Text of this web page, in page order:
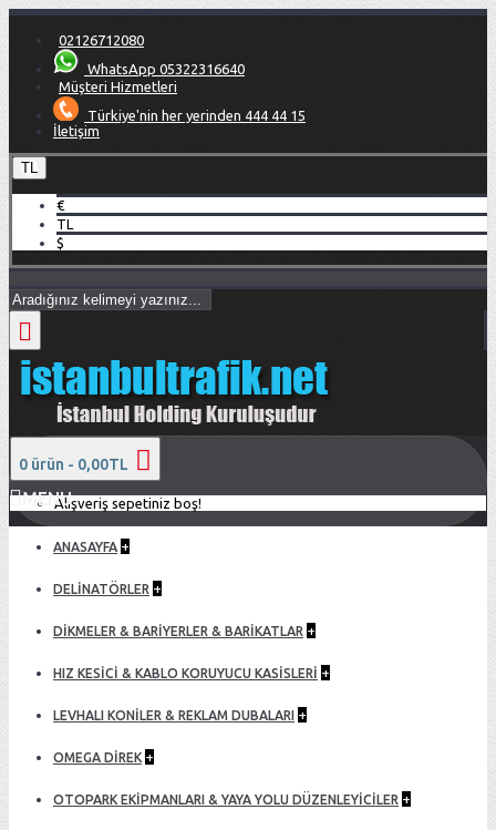
02126712080
WhatsApp 05322316640
Müşteri Hizmetleri
Türkiye'nin her yerinden 444 44 15
İletişim
TL
€
TL
$
0 ürün - 0,00TL
Alışveriş sepetiniz boş!
MENU
ANASAYFA +
DELİNATÖRLER +
DİKMELER & BARİYERLER & BARİKATLAR +
HIZ KESİCİ & KABLO KORUYUCU KASİSLERİ +
LEVHALI KONİLER & REKLAM DUBALARI +
OMEGA DIREK +
OTOPARK EKİPMANLARI & YAYA YOLU DÜZENLEYİCİLER +